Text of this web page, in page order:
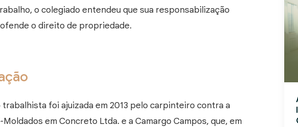
o colegiado entendeu que sua responsabilização
o direito de propriedade.
trabalhista foi ajuizada em 2013 pelo carpinteiro contra a
em Concreto Ltda. e a Camargo Campos, que, em